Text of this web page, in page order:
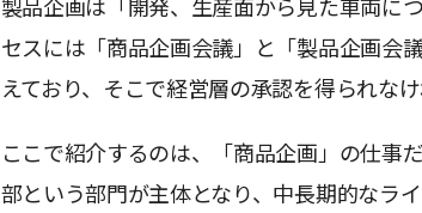
製品企画は「開発、生産面から見た車両に
セスには「商品企画会議」と「製品企画会
えており、そこで経営層の承認を得られな
ここで紹介するのは、「商品企画」の仕事
部という部門が主体となり、中長期的なラ